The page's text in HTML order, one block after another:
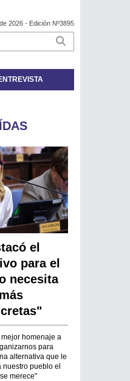
2026 - Edición Nº3895
el
para el
necesita
homenaje a
para
alternativa que le
nuestro pueblo el
merece"